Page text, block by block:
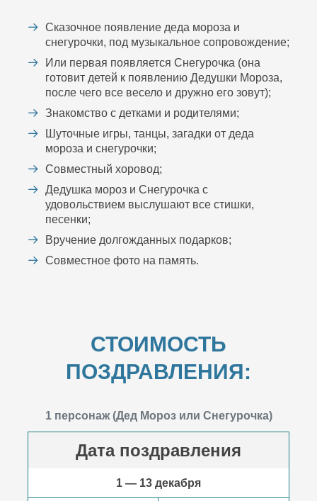
Сказочное появление деда мороза и
снегурочки, под музыкальное сопровождение;
Или первая появляется Снегурочка (она
готовит детей к появлению Дедушки Мороза,
после чего все весело и дружно его зовут);
Знакомство с детками и родителями;
Шуточные игры, танцы, загадки от деда
мороза и снегурочки;
Совместный хоровод;
Дедушка мороз и Снегурочка с
удовольствием выслушают все стишки,
песенки;
Вручение долгожданных подарков;
Совместное фото на память.
СТОИМОСТЬ
ПОЗДРАВЛЕНИЯ:
1 персонаж (Дед Мороз или Снегурочка)
Дата поздравления
1 — 13 декабря